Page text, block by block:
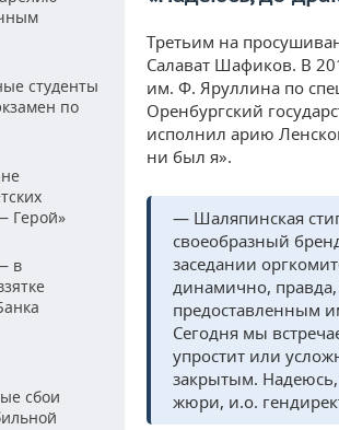
студенты
по
Герой»
в
сбои
Третьим на
Салават Шафиков. В
им. Ф. Яруллина по
Оренбургский
исполнил арию
ни был я».
— Шаляпинская
своеобразный
заседании
динамично,
предоставленным
Сегодня мы
упростит или
закрытым.
жюри, и.о.